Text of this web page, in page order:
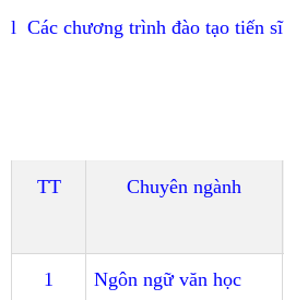
l Các chương trình đào tạo tiến sĩ
TT Chuyên ngành
1
Ngôn ngữ văn học